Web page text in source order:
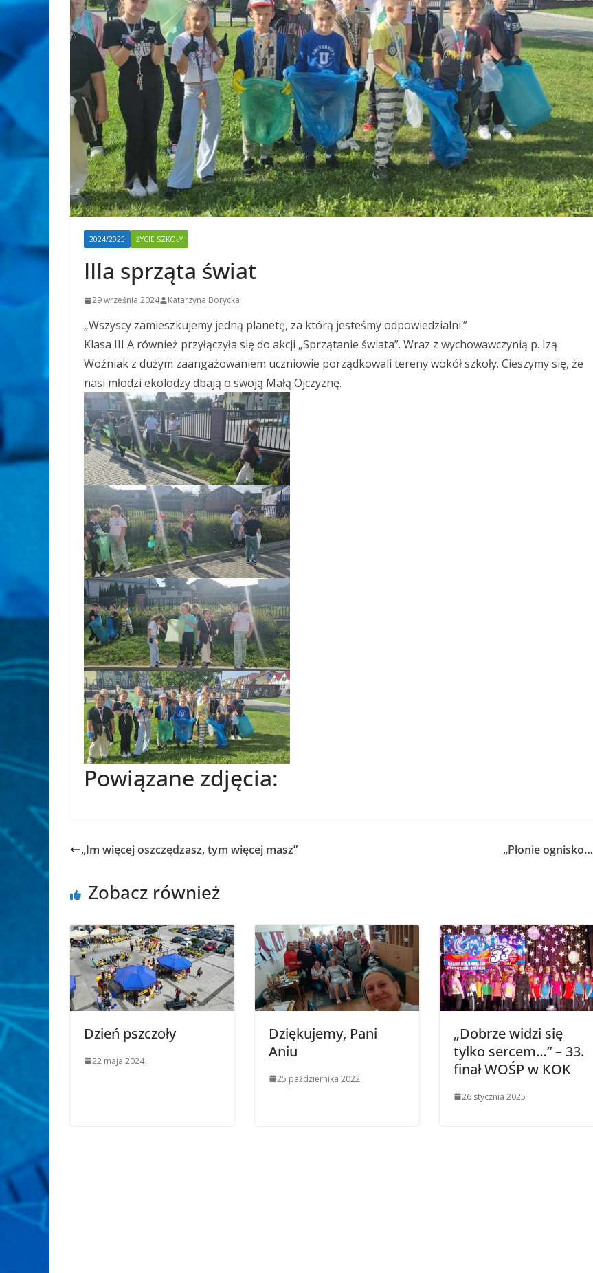
2024/2025 ŻYCIE SZKOŁY
IIIa sprząta świat
29 września 2024 Katarzyna Borycka
„Wszyscy zamieszkujemy jedną planetę, za którą jesteśmy odpowiedzialni.”
Klasa III A również przyłączyła się do akcji „Sprzątanie świata”. Wraz z wychowawczynią p. Izą
Woźniak z dużym zaangażowaniem uczniowie porządkowali tereny wokół szkoły. Cieszymy się, że
nasi młodzi ekolodzy dbają o swoją Małą Ojczyznę.
Powiązane zdjęcia:
„Im więcej oszczędzasz, tym więcej masz” „Płonie ognisko…
Zobacz również
Dzień pszczoły
22 maja 2024
Dziękujemy, Pani
Aniu
25 października 2022
„Dobrze widzi się
tylko sercem…” – 33.
finał WOŚP w KOK
26 stycznia 2025